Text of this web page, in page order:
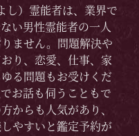
し）霊能者は、業界で
い男性霊能者の一人
ません。問題解決や
り、恋愛、仕事、家
る問題もお受けくだ
お話も伺うこともで
からも人気があり、
やすいと鑑定予約が